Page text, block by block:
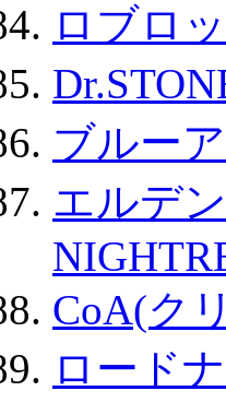
ロブロ
ブルー
エルデ
CoA(ク
ロード